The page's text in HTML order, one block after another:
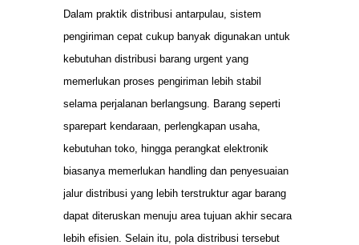
Dalam praktik distribusi antarpulau, sistem
pengiriman cepat cukup banyak digunakan untuk
kebutuhan distribusi barang urgent yang
memerlukan proses pengiriman lebih stabil
selama perjalanan berlangsung. Barang seperti
sparepart kendaraan, perlengkapan usaha,
kebutuhan toko, hingga perangkat elektronik
biasanya memerlukan handling dan penyesuaian
jalur distribusi yang lebih terstruktur agar barang
dapat diteruskan menuju area tujuan akhir secara
lebih efisien. Selain itu, pola distribusi tersebut